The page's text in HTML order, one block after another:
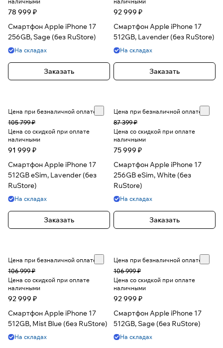
78 999 ₽
Смартфон Apple iPhone 17
256GB, Sage (без RuStore)
На складах
Заказать
92 999 ₽
Смартфон Apple iPhone 17
512GB, Lavender (без RuStore)
На складах
Заказать
Цена при безналичной оплате
105 799 ₽
Цена со скидкой при оплате
наличными
91 999 ₽
Смартфон Apple iPhone 17
512GB eSim, Lavender (без
RuStore)
На складах
Заказать
Цена при безналичной оплате
87 399 ₽
Цена со скидкой при оплате
наличными
75 999 ₽
Смартфон Apple iPhone 17
256GB eSim, White (без
RuStore)
На складах
Заказать
Цена при безналичной оплате
106 999 ₽
Цена со скидкой при оплате
наличными
92 999 ₽
Смартфон Apple iPhone 17
512GB, Mist Blue (без RuStore)
На складах
Цена при безналичной оплате
106 999 ₽
Цена со скидкой при оплате
наличными
92 999 ₽
Смартфон Apple iPhone 17
512GB, Sage (без RuStore)
На складах